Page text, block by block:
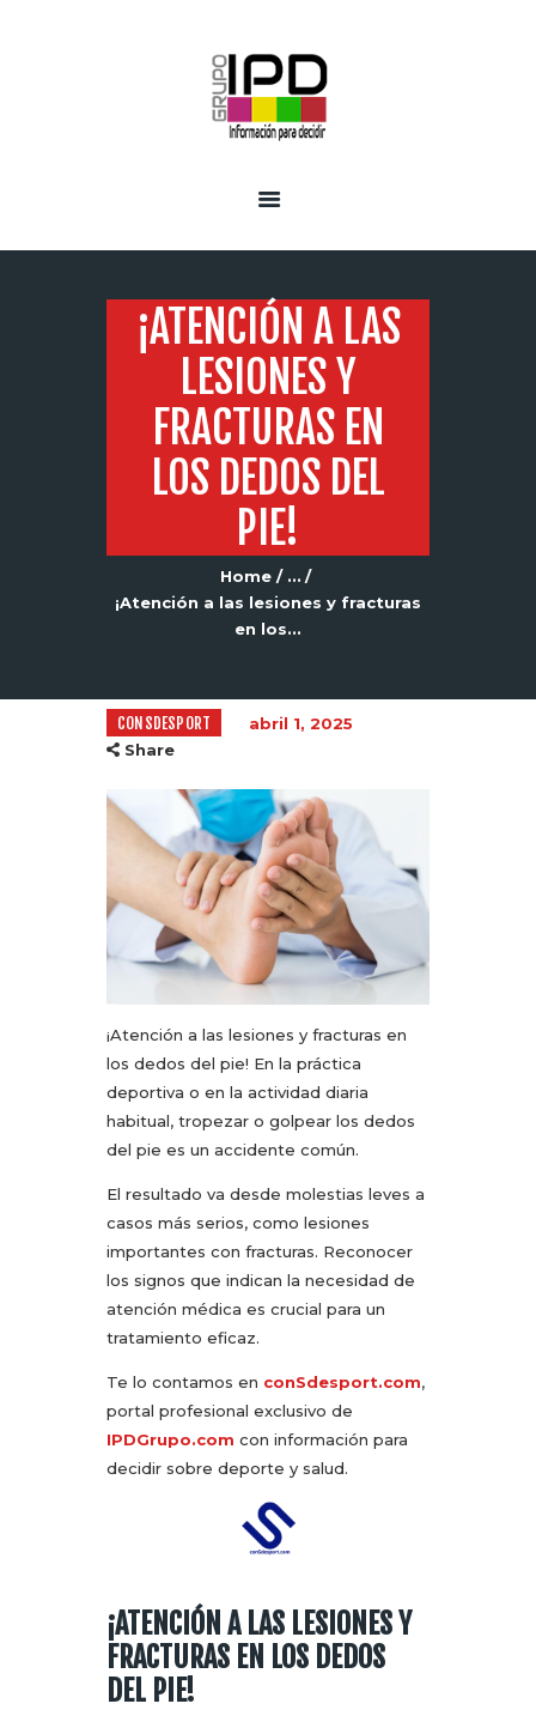
¡ATENCIÓN A LAS
LESIONES Y
FRACTURAS EN
LOS DEDOS DEL
PIE!
Home
...
¡Atención a las lesiones y fracturas
en los...
CONSDESPORT
abril 1, 2025
Share
¡Atención a las lesiones y fracturas en
los dedos del pie! En la práctica
deportiva o en la actividad diaria
habitual, tropezar o golpear los dedos
del pie es un accidente común.
El resultado va desde molestias leves a
casos más serios, como lesiones
importantes con fracturas. Reconocer
los signos que indican la necesidad de
atención médica es crucial para un
tratamiento eficaz.
Te lo contamos en conSdesport.com,
portal profesional exclusivo de
IPDGrupo.com con información para
decidir sobre deporte y salud.
¡ATENCIÓN A LAS LESIONES Y
FRACTURAS EN LOS DEDOS
DEL PIE!